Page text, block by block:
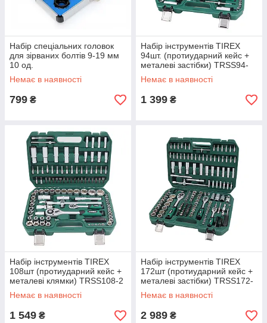
Набір спеціальних головок
для зірваних болтів 9-19 мм
10 од.
Немає в наявності
799 ₴
Набір інструментів TIREX
94шт. (протиударний кейс +
металеві застібки) TRSS94-
2034
Немає в наявності
1 399 ₴
Набір інструментів TIREX
108шт (протиударний кейс +
металеві клямки) TRSS108-2
Немає в наявності
1 549 ₴
Набір інструментів TIREX
172шт (протиударний кейс +
металеві застібки) TRSS172-
1047
Немає в наявності
2 989 ₴